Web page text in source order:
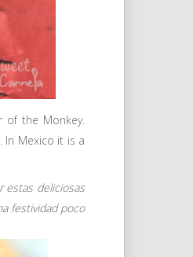
of the Monkey.
Mexico it is a
estas deliciosas
festividad poco